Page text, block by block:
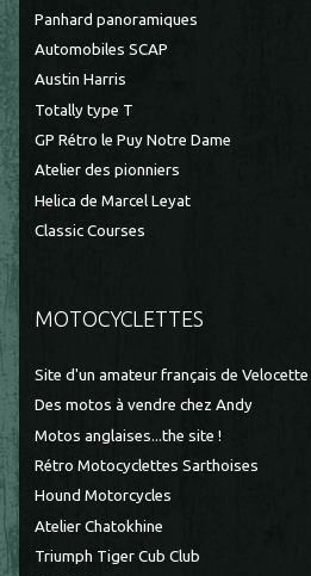
Panhard panoramiques
Automobiles SCAP
Austin Harris
Totally type T
GP Rétro le Puy Notre Dame
Atelier des pionniers
Helica de Marcel Leyat
Classic Courses
MOTOCYCLETTES
Site d'un amateur français de Velocette
Des motos à vendre chez Andy
Motos anglaises...the site !
Rétro Motocyclettes Sarthoises
Hound Motorcycles
Atelier Chatokhine
Triumph Tiger Cub Club